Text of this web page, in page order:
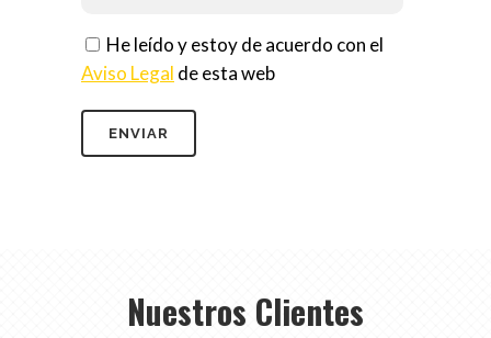
He leído y estoy de acuerdo con el
Aviso Legal de esta web
Nuestros Clientes